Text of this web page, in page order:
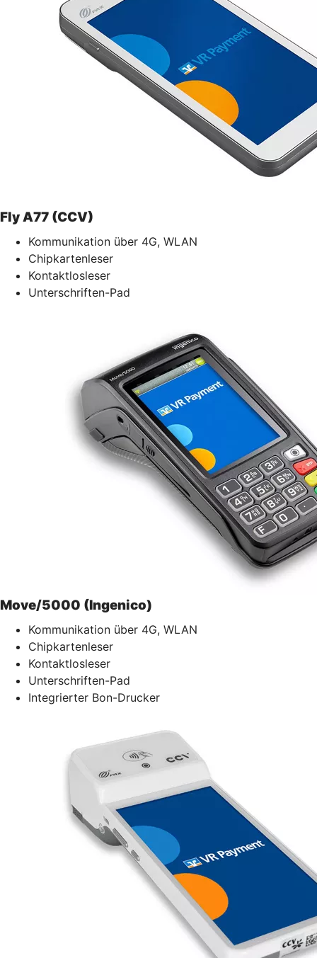
Fly A77 (CCV)
Kommunikation über 4G, WLAN
Chipkartenleser
Kontaktlosleser
Unterschriften-Pad
Move/5000 (Ingenico)
Kommunikation über 4G, WLAN
Chipkartenleser
Kontaktlosleser
Unterschriften-Pad
Integrierter Bon-Drucker